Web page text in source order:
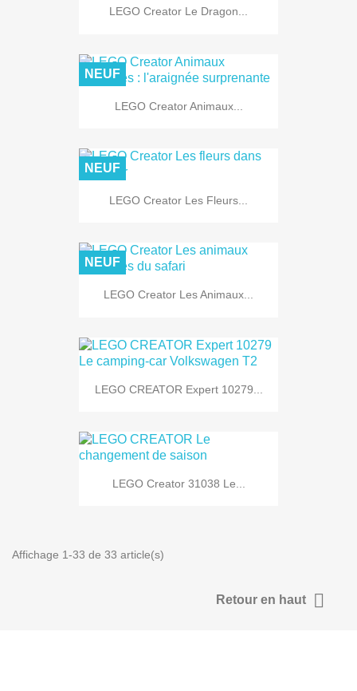
LEGO Creator Le Dragon...
LEGO Creator Animaux...
NEUF
LEGO Creator Les Fleurs...
NEUF
LEGO Creator Les Animaux...
NEUF
LEGO CREATOR Expert 10279...
LEGO Creator 31038 Le...
Affichage 1-33 de 33 article(s)
Retour en haut 